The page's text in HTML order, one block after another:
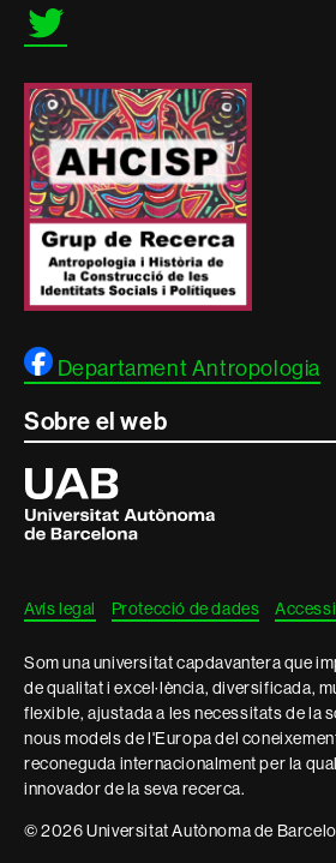
legalTwitter
Departament Antropologia
Sobre el web
Universitat
Autònoma
de
Barcelona
Avís legal Protecció de dades
Som una universitat capdavantera que
de qualitat i excel·lència, diversificada,
flexible, ajustada a les necessitats de la
nous models de l'Europa del
reconeguda internacionalment per la
innovador de la seva recerca.
© 2026 Universitat Autònoma de